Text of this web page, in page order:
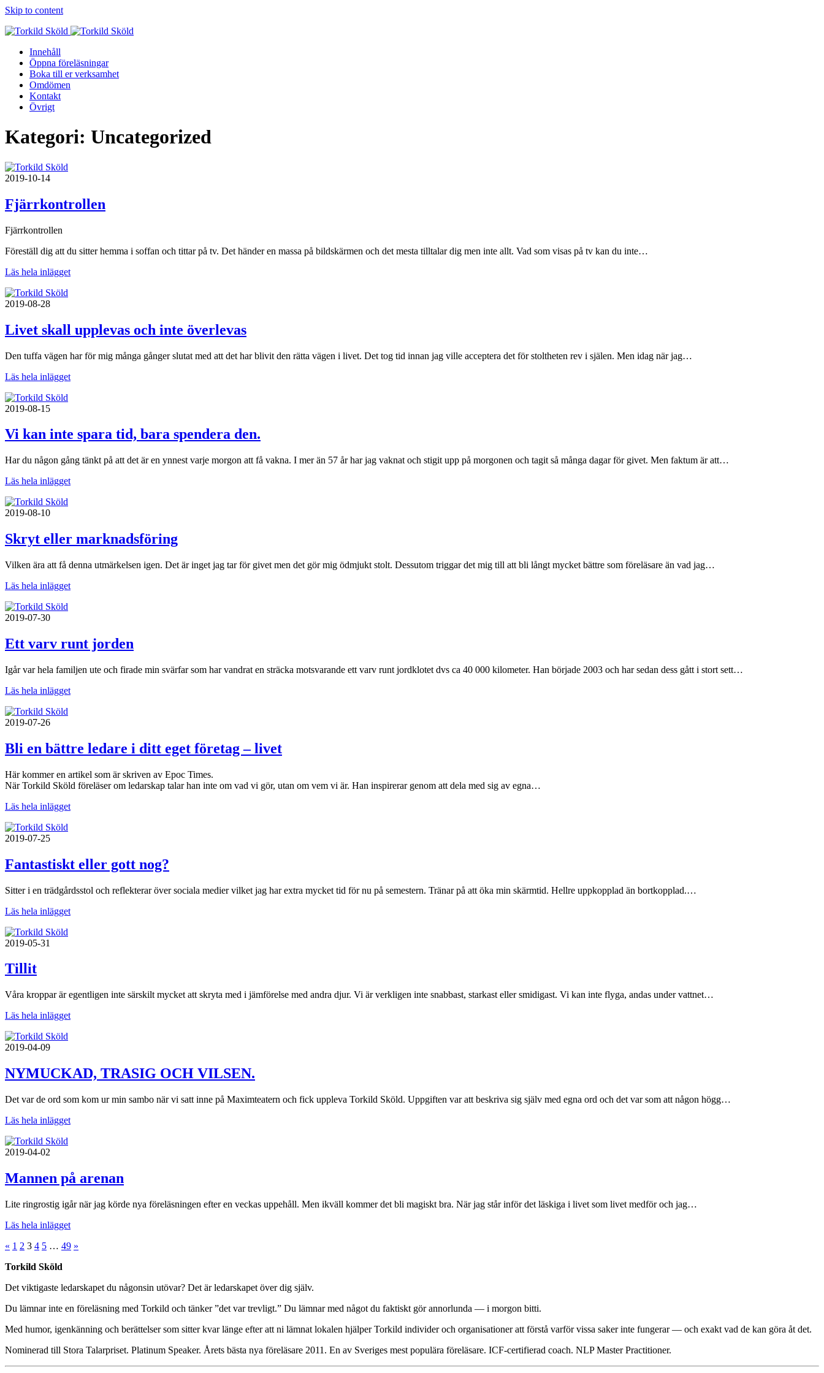
Skip to content
Innehåll
Öppna föreläsningar
Boka till er verksamhet
Omdömen
Kontakt
Övrigt
Kategori: Uncategorized
2019-10-14
Fjärrkontrollen
Fjärrkontrollen
Föreställ dig att du sitter hemma i soffan och tittar på tv. Det händer en massa på bildskärmen och det mesta tilltalar dig men inte allt. Vad som visas på tv kan du inte…
Läs hela inlägget
2019-08-28
Livet skall upplevas och inte överlevas
Den tuffa vägen har för mig många gånger slutat med att det har blivit den rätta vägen i livet. Det tog tid innan jag ville acceptera det för stoltheten rev i själen. Men idag när jag…
Läs hela inlägget
2019-08-15
Vi kan inte spara tid, bara spendera den.
Har du någon gång tänkt på att det är en ynnest varje morgon att få vakna. I mer än 57 år har jag vaknat och stigit upp på morgonen och tagit så många dagar för givet. Men faktum är att…
Läs hela inlägget
2019-08-10
Skryt eller marknadsföring
Vilken ära att få denna utmärkelsen igen. Det är inget jag tar för givet men det gör mig ödmjukt stolt. Dessutom triggar det mig till att bli långt mycket bättre som föreläsare än vad jag…
Läs hela inlägget
2019-07-30
Ett varv runt jorden
Igår var hela familjen ute och firade min svärfar som har vandrat en sträcka motsvarande ett varv runt jordklotet dvs ca 40 000 kilometer. Han började 2003 och har sedan dess gått i stort sett…
Läs hela inlägget
2019-07-26
Bli en bättre ledare i ditt eget företag – livet
Här kommer en artikel som är skriven av Epoc Times.
När Torkild Sköld föreläser om ledarskap talar han inte om vad vi gör, utan om vem vi är. Han inspirerar genom att dela med sig av egna…
Läs hela inlägget
2019-07-25
Fantastiskt eller gott nog?
Sitter i en trädgårdsstol och reflekterar över sociala medier vilket jag har extra mycket tid för nu på semestern. Tränar på att öka min skärmtid. Hellre uppkopplad än bortkopplad.…
Läs hela inlägget
2019-05-31
Tillit
Våra kroppar är egentligen inte särskilt mycket att skryta med i jämförelse med andra djur. Vi är verkligen inte snabbast, starkast eller smidigast. Vi kan inte flyga, andas under vattnet…
Läs hela inlägget
2019-04-09
NYMUCKAD, TRASIG OCH VILSEN.
Det var de ord som kom ur min sambo när vi satt inne på Maximteatern och fick uppleva Torkild Sköld. Uppgiften var att beskriva sig själv med egna ord och det var som att någon högg…
Läs hela inlägget
2019-04-02
Mannen på arenan
Lite ringrostig igår när jag körde nya föreläsningen efter en veckas uppehåll. Men ikväll kommer det bli magiskt bra. När jag står inför det läskiga i livet som livet medför och jag…
Läs hela inlägget
« 1 2 3 4 5 … 49 »
Torkild Sköld
Det viktigaste ledarskapet du någonsin utövar? Det är ledarskapet över dig själv.
Du lämnar inte en föreläsning med Torkild och tänker ”det var trevligt.” Du lämnar med något du faktiskt gör annorlunda — i morgon bitti.
Med humor, igenkänning och berättelser som sitter kvar länge efter att ni lämnat lokalen hjälper Torkild individer och organisationer att förstå varför vissa saker inte fungerar — och exakt vad de kan göra åt det.
Nominerad till Stora Talarpriset. Platinum Speaker. Årets bästa nya föreläsare 2011. En av Sveriges mest populära föreläsare. ICF-certifierad coach. NLP Master Practitioner.